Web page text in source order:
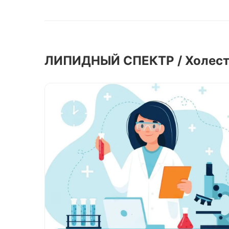
ЛИПИДНЫЙ СПЕКТР /